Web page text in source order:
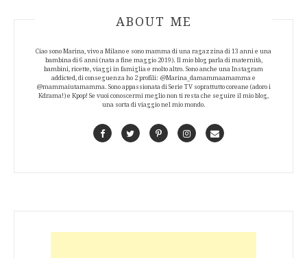
ABOUT AUTHOR
ABOUT ME
Ciao sono Marina, vivo a Milano e sono mamma di una ragazzina di 13 anni e una
bambina di 6 anni (nata a fine maggio 2019). Il mio blog parla di maternità,
bambini, ricette, viaggi in famiglia e molto altro. Sono anche una Instagram
addicted, di conseguenza ho 2 profili: @Marina_damammaamamma e
@mammaiutamamma. Sono appassionata di Serie TV soprattutto coreane (adoro i
Kdrama!) e Kpop! Se vuoi conoscermi meglio non ti resta che seguire il mio blog,
una sorta di viaggio nel mio mondo.
FacebookTwitterPinterestInstagramContact